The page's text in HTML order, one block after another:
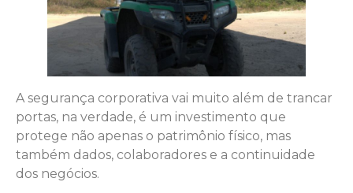
A segurança corporativa vai muito além de trancar
portas, na verdade, é um investimento que
protege não apenas o patrimônio físico, mas
também dados, colaboradores e a continuidade
dos negócios.